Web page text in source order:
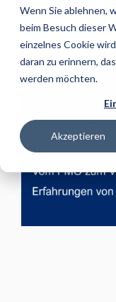
Wenn Sie ablehnen,
beim Besuch dieser
einzelnes Cookie
daran zu erinnern,
werden möchten.
Akzeptieren